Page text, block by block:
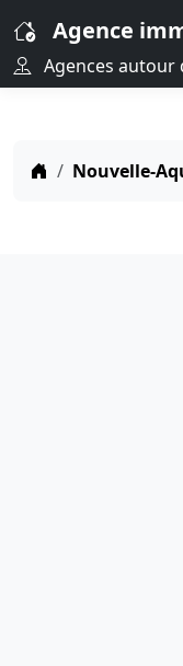
Agence
Agences autour
Nouvelle-